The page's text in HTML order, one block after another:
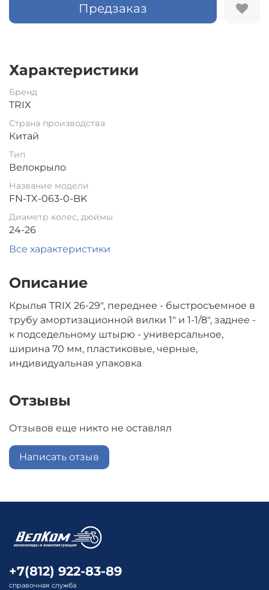
Предзаказ
Характеристики
Бренд
TRIX
Страна производства
Китай
Тип
Велокрыло
Название модели
FN-TX-063-0-BK
Диаметр колес, дюймы
24-26
Все характеристики
Описание
Крылья TRIX 26-29", переднее - быстросъемное в
трубу амортизационной вилки 1" и 1-1/8", заднее -
к подседельному штырю - универсальное,
ширина 70 мм, пластиковые, черные,
индивидуальная упаковка
Отзывы
Отзывов еще никто не оставлял
Написать отзыв
+7(812) 922-83-89
справочная служба